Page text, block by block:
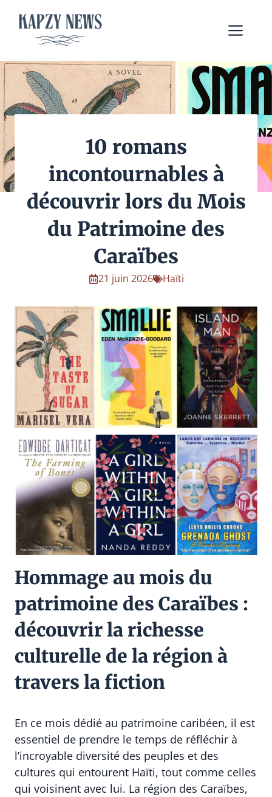
contenu
10 romans
incontournables à
découvrir lors du Mois
du Patrimoine des
Caraïbes
21 juin 2026 Haïti
Hommage au mois du
patrimoine des Caraïbes :
découvrir la richesse
culturelle de la région à
travers la fiction
En ce mois dédié au patrimoine caribéen, il est
essentiel de prendre le temps de réfléchir à
l’incroyable diversité des peuples et des
cultures qui entourent Haïti, tout comme celles
qui voisinent avec lui. La région des Caraïbes,